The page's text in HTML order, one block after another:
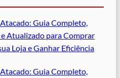
Guia Completo,
Atualizado para Comprar
Loja e Ganhar Eficiência
Guia Completo,